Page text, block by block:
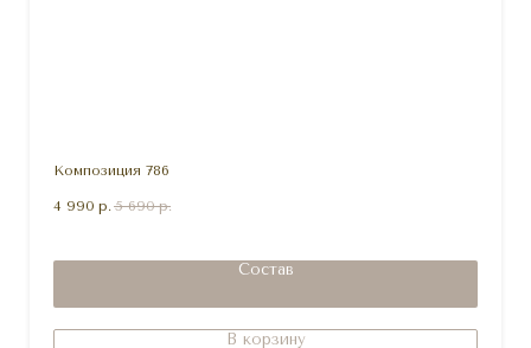
Композиция 786
4 990 р. 5 690 р.
Состав
В корзину